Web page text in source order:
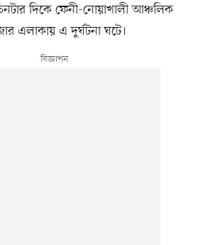
দিকে ফেনী-নোয়াখালী আঞ্চলিক
এলাকায় এ দুর্ঘটনা ঘটে।